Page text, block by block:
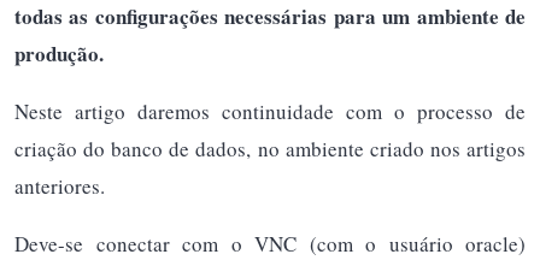
todas as configurações necessárias para um ambiente de
produção.
Neste artigo daremos continuidade com o processo de
criação do banco de dados, no ambiente criado nos artigos
anteriores.
Deve-se conectar com o VNC (com o usuário oracle)